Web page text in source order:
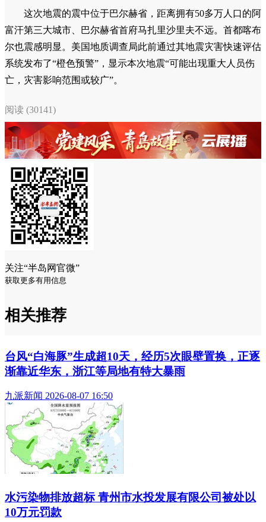
这次地震的震中位于巴尔赫省，距离拥有50多万人口的阿
富汗第三大城市、巴尔赫省首府马扎里沙里夫不远。首都喀布
尔也震感明显。美国地质调查局此前通过其地震灾害快速评估
系统发布了“橙色预警”，显示本次地震“可能出现重大人员伤
亡，灾害影响范围或较广”。
阅读 (30141)
关注“半岛网官微”
获取更多有用信息
相关推荐
台风“白海豚”生成超10天，经历5次眼壁置换，正逐
渐靠近华东，浙江等局地有特大暴雨
九派新闻 2026-08-07 16:50
水污染物排放超标 青州市水投发展有限公司被处以
10万元罚款